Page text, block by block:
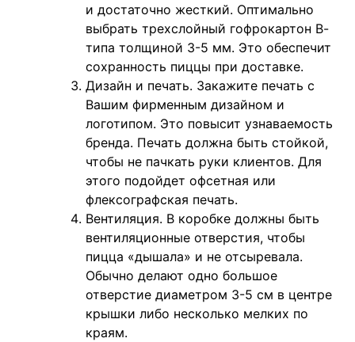
и достаточно жесткий. Оптимально
выбрать трехслойный гофрокартон В-
типа толщиной 3-5 мм. Это обеспечит
сохранность пиццы при доставке.
Дизайн и печать. Закажите печать с
Вашим фирменным дизайном и
логотипом. Это повысит узнаваемость
бренда. Печать должна быть стойкой,
чтобы не пачкать руки клиентов. Для
этого подойдет офсетная или
флексографская печать.
Вентиляция. В коробке должны быть
вентиляционные отверстия, чтобы
пицца «дышала» и не отсыревала.
Обычно делают одно большое
отверстие диаметром 3-5 см в центре
крышки либо несколько мелких по
краям.